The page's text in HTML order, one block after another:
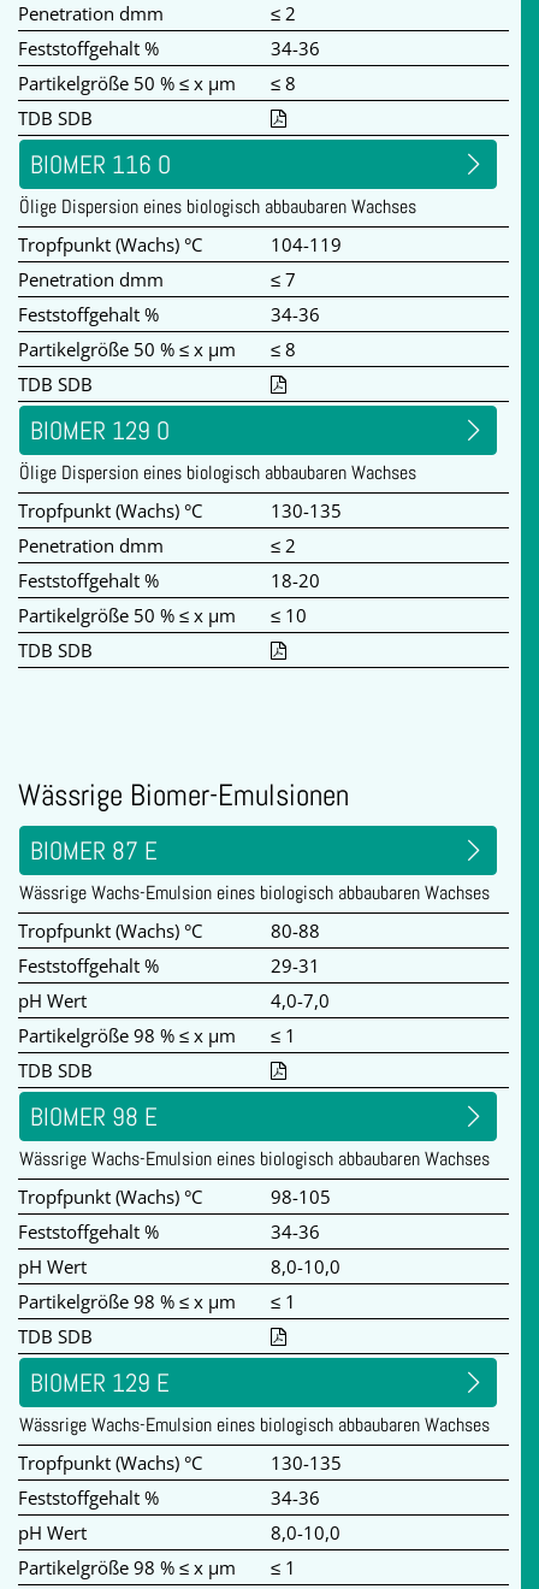
Penetration dmm
≤ 2
Feststoffgehalt %
34-36
Partikelgröße 50 % ≤ x µm
≤ 8
TDB SDB
BIOMER 116 O
Ölige Dispersion eines biologisch abbaubaren Wachses
Tropfpunkt (Wachs) °C
104-119
Penetration dmm
≤ 7
Feststoffgehalt %
34-36
Partikelgröße 50 % ≤ x µm
≤ 8
TDB SDB
BIOMER 129 O
Ölige Dispersion eines biologisch abbaubaren Wachses
Tropfpunkt (Wachs) °C
130-135
Penetration dmm
≤ 2
Feststoffgehalt %
18-20
Partikelgröße 50 % ≤ x µm
≤ 10
TDB SDB
Wässrige Biomer-Emulsionen
BIOMER 87 E
Wässrige Wachs-Emulsion eines biologisch abbaubaren Wachses
Tropfpunkt (Wachs) °C
80-88
Feststoffgehalt %
29-31
pH Wert
4,0-7,0
Partikelgröße 98 % ≤ x µm
≤ 1
TDB SDB
BIOMER 98 E
Wässrige Wachs-Emulsion eines biologisch abbaubaren Wachses
Tropfpunkt (Wachs) °C
98-105
Feststoffgehalt %
34-36
pH Wert
8,0-10,0
Partikelgröße 98 % ≤ x µm
≤ 1
TDB SDB
BIOMER 129 E
Wässrige Wachs-Emulsion eines biologisch abbaubaren Wachses
Tropfpunkt (Wachs) °C
130-135
Feststoffgehalt %
34-36
pH Wert
8,0-10,0
Partikelgröße 98 % ≤ x µm
≤ 1